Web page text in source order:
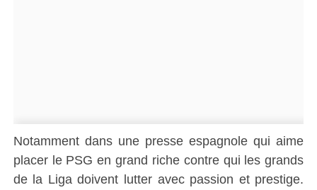
Notamment dans une presse espagnole qui aime
placer le PSG en grand riche contre qui les grands
de la Liga doivent lutter avec passion et prestige.